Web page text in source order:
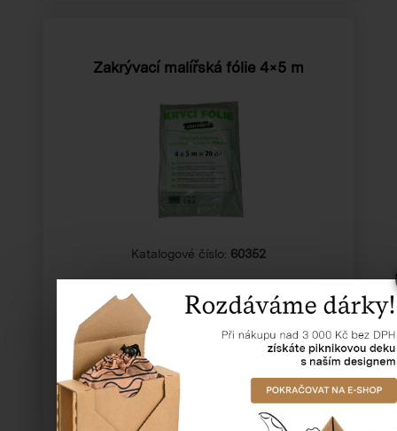
Zakrývací malířská fólie 4×5 m
Katalogové číslo: 60352
Cena od
25,41 Kč